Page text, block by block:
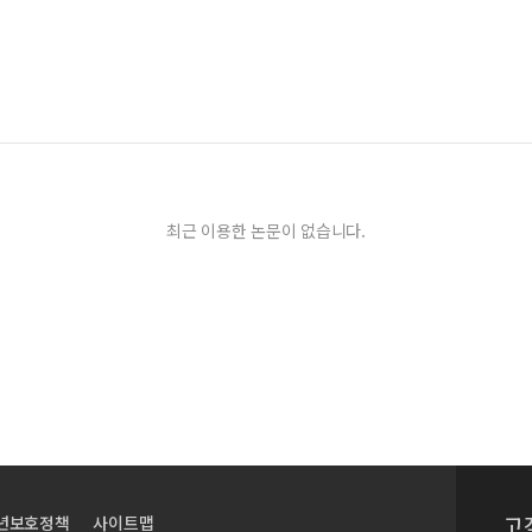
최근 이용한 논문이 없습니다.
보호정책 사이트맵 고